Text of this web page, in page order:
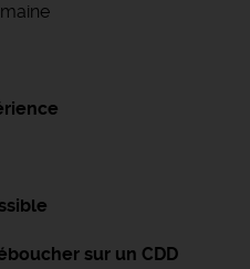
sur un CDD